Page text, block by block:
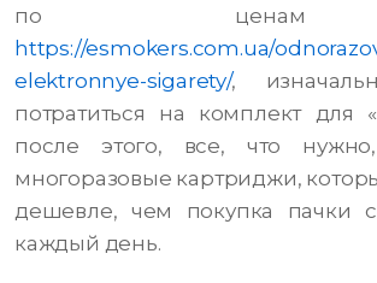
по
https://esmokers.com.ua/
elektronnye-sigarety/,
потратиться на комплект для
после этого, все, что
многоразовые картриджи,
дешевле, чем покупка пачки
каждый день.